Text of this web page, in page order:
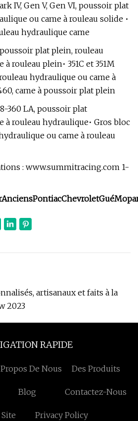
IV, Gen V, Gen VI, poussoir plat
ou came à rouleau solide •
hydraulique came
poussoir plat plein, rouleau
rouleau plein• 351C et 351M
hydraulique ou came à
came à poussoir plat plein
360 LA, poussoir plat
à rouleau hydraulique• Gros bloc
ou came à rouleau
: www.summitracing.com 1-
AnciensPontiacChevroletGué
artisanaux et faits à la
2023
RAPIDE
De Nous Des Produits
Blog Contactez-Nous
Privacy Policy